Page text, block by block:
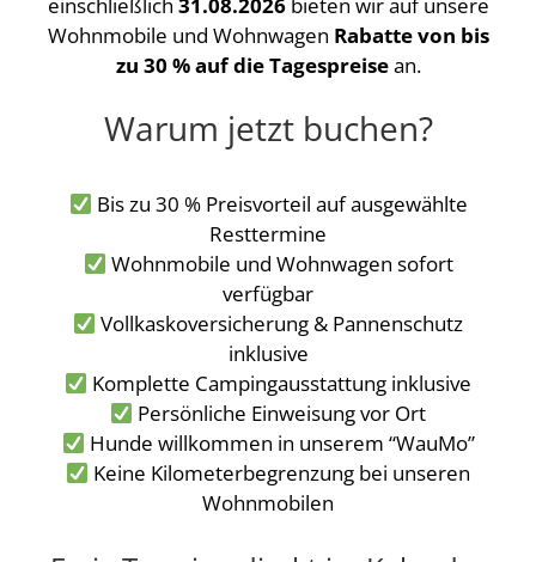
Wohnmobile und Wohnwagen Rabatte von bis
zu 30 % auf die Tagespreisean.
Warum jetzt buchen?
Bis zu 30 % Preisvorteil auf ausgewählte
Resttermine
Wohnmobile und Wohnwagen sofort
verfügbar
Vollkaskoversicherung & Pannenschutz
inklusive
Komplette Campingausstattung inklusive
Persönliche Einweisung vor Ort
Hunde willkommen in unserem “WauMo”
Keine Kilometerbegrenzung bei unseren
Wohnmobilen